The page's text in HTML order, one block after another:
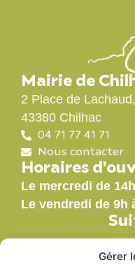
Gérer
Mairie de
2 Place de Lachaud,
43380 Chilhac
04 71 77 41 71
Nous contacter
Horaires
Le mercredi de
Le vendredi de 9h